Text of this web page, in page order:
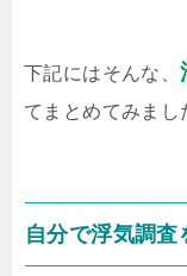
下記にはそんな、
てまとめてみまし
自分で浮気調査